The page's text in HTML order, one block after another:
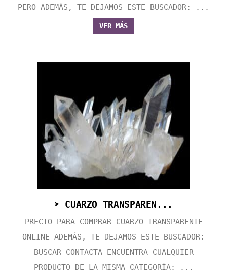
PERO ADEMÁS, TE DEJAMOS ESTE BUSCADOR: ...
VER MÁS
➤ CUARZO TRANSPAREN...
PRECIO PARA COMPRAR CUARZO TRANSPARENTE
ONLINE ADEMÁS, TE DEJAMOS ESTE BUSCADOR:
BUSCAR CONTACTA ENCUENTRA CUALQUIER
PRODUCTO DE LA MISMA CATEGORÍA: ...